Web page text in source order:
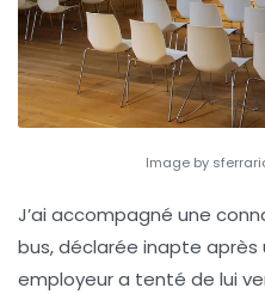
Image by
J’ai accompagné une
bus, déclarée inapte
employeur a tenté de lui